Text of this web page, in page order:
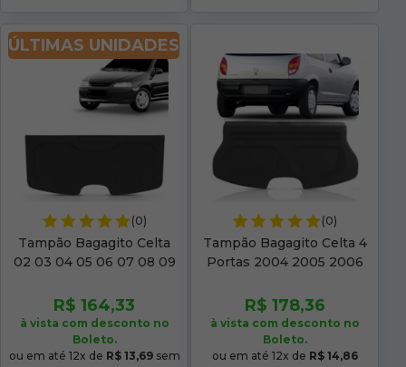
ÚLTIMAS UNIDADES
(0)
Tampão Bagagito Celta
02 03 04 05 06 07 08 09
Portas Acarpetado Grafite
R$ 164,33
à vista com desconto no
Boleto.
ou em até 12x de R$ 13,69sem
(0)
Tampão Bagagito Celta 4
Portas 2004 2005 2006
Acarpetado Grafite
R$ 178,36
à vista com desconto no
Boleto.
ou em até 12x de R$ 14,86